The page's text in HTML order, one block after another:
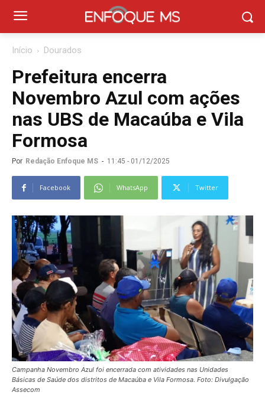
Início Dourados
Prefeitura encerra
Novembro Azul com ações
nas UBS de Macaúba e Vila
Formosa
Por Redação Enfoque MS - 11:45 - 01/12/2025
Facebook WhatsApp Twitter
Campanha Novembro Azul foi encerrada com atividades nas Unidades
Básicas de Saúde dos distritos de Macaúba e Vila Formosa. Foto: Divulgação
Assecom